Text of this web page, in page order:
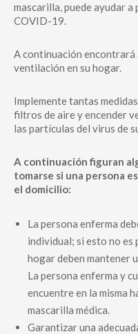
mascarilla, puede ayudar
COVID-19.
A continuación encontrará
ventilación en su hogar.
Implemente tantas
filtros de aire y encender
las partículas del virus de
A continuación figuran
tomarse si una persona
el domicilio:
La persona enferma
individual; si esto no es
hogar deben mantener
La persona enferma y
encuentre en la misma
mascarilla médica.
Garantizar una